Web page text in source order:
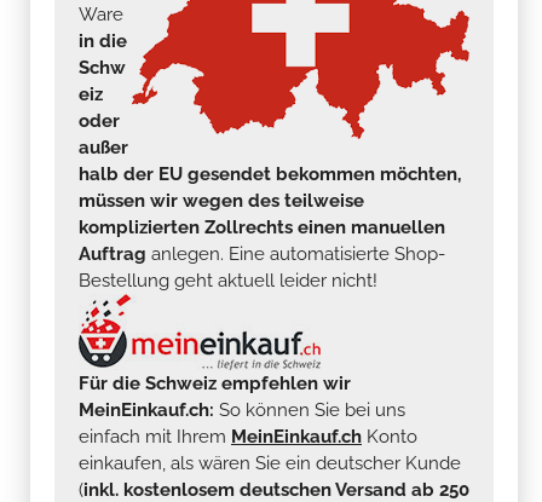
Ware
in die
Schw
eiz
oder
außer
halb der EU gesendet bekommen möchten,
müssen wir wegen des teilweise
komplizierten Zollrechts einen manuellen
Auftrag anlegen. Eine automatisierte Shop-
Bestellung geht aktuell leider nicht!
Für die Schweiz empfehlen wir
MeinEinkauf.ch: So können Sie bei uns
einfach mit Ihrem MeinEinkauf.ch Konto
einkaufen, als wären Sie ein deutscher Kunde
(inkl. kostenlosem deutschen Versand ab 250